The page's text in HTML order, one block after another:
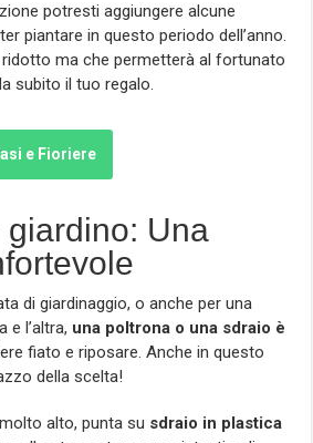
potresti aggiungere alcune
piantare in questo periodo dell’anno.
ridotto ma che permetterà al fortunato
subito il tuo regalo.
e Fioriere
Una
di giardinaggio, o anche per una
e l’altra, una poltrona o una sdraio è
fiato e riposare. Anche in questo
della scelta!
alto, punta su sdraio in plastica